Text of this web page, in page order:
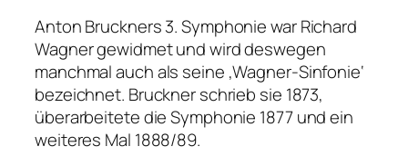
Anton Bruckners 3. Symphonie war Richard
Wagner gewidmet und wird deswegen
manchmal auch als seine ‚Wagner-Sinfonie‘
bezeichnet. Bruckner schrieb sie 1873,
überarbeitete die Symphonie 1877 und ein
weiteres Mal 1888/89.